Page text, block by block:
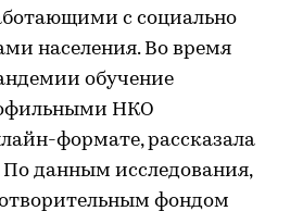
с социально
населения. Во время
обучение
НКО
формате, рассказала
По данным исследования,
фондом